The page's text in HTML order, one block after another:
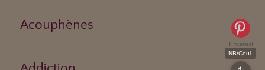
Acouphènes
Pinterest
NB/Coul.